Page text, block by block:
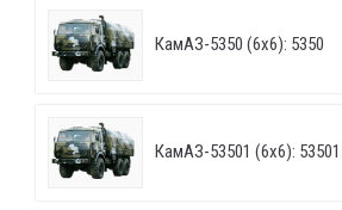
КамАЗ-5350 (6х6): 5350
КамАЗ-53501 (6х6): 53501